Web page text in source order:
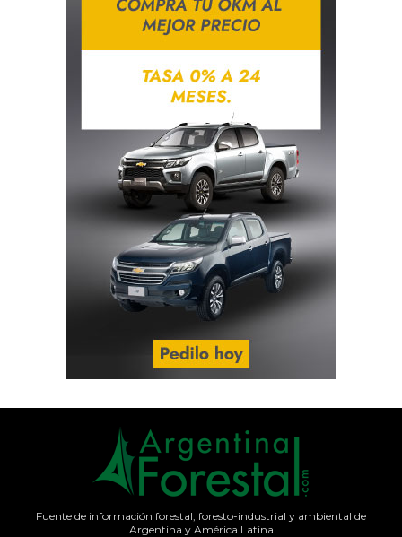
Fuente de información forestal, foresto-industrial y ambiental de
Argentina y América Latina